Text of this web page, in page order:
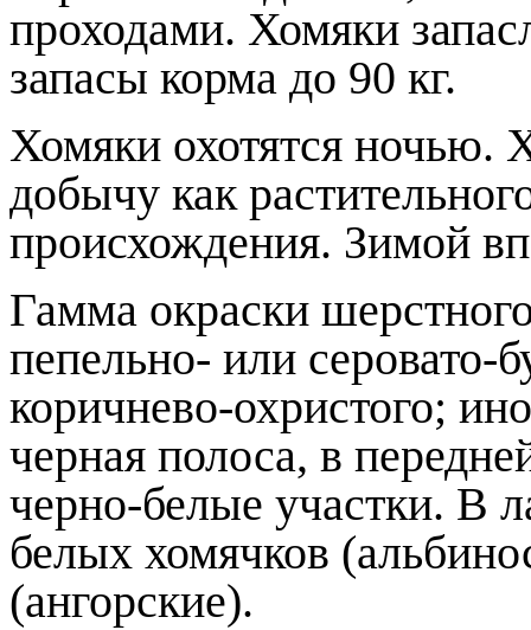
проходами. Хомяки
запасы корма до 90 кг.
Хомяки охотятся ночью.
добычу как
происхождения. Зимой
Гамма окраски
пепельно- или серовато-
коричнево-охристого;
черная полоса, в
черно-белые участки. В
белых хомячков
(ангорские).